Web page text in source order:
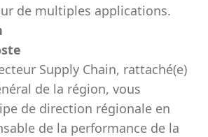
de multiples applications.
Supply Chain, rattaché(e)
de la région, vous
de direction régionale en
de la performance de la